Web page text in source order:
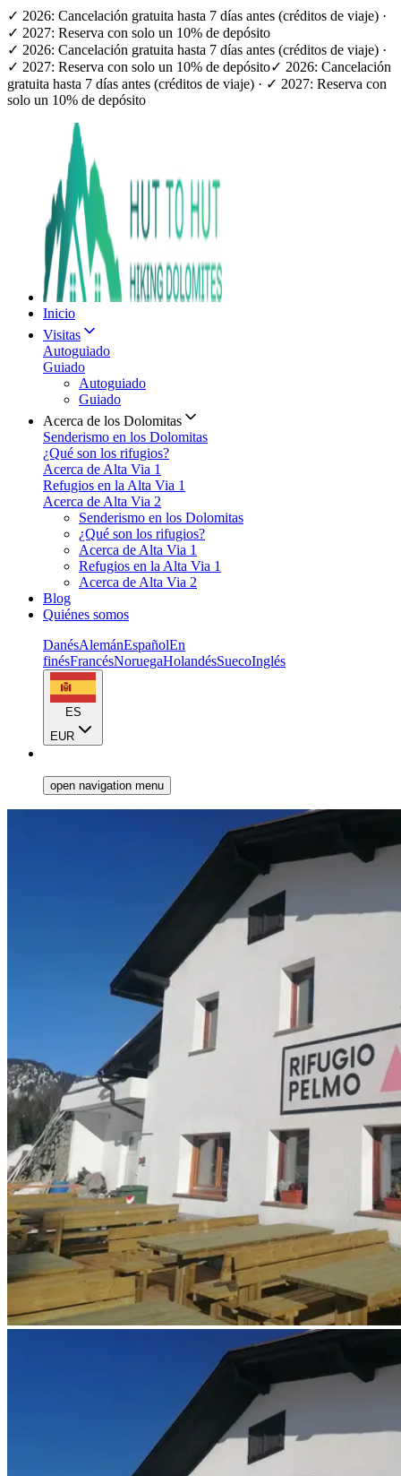
✓ 2026: Cancelación gratuita hasta 7 días antes (créditos de viaje) ·
✓ 2027: Reserva con solo un 10% de depósito
✓ 2026: Cancelación gratuita hasta 7 días antes (créditos de viaje) ·
✓ 2027: Reserva con solo un 10% de depósito✓ 2026: Cancelación
gratuita hasta 7 días antes (créditos de viaje) · ✓ 2027: Reserva con
solo un 10% de depósito
Inicio
Visitas
Autoguiado
Guiado
Autoguiado
Guiado
Acerca de los Dolomitas
Senderismo en los Dolomitas
¿Qué son los rifugios?
Acerca de Alta Via 1
Refugios en la Alta Via 1
Acerca de Alta Via 2
Senderismo en los Dolomitas
¿Qué son los rifugios?
Acerca de Alta Via 1
Refugios en la Alta Via 1
Acerca de Alta Via 2
Blog
Quiénes somos
DanésAlemánEspañolEn
finésFrancésNoruegaHolandésSuecoInglés
ES
EUR
open navigation menu